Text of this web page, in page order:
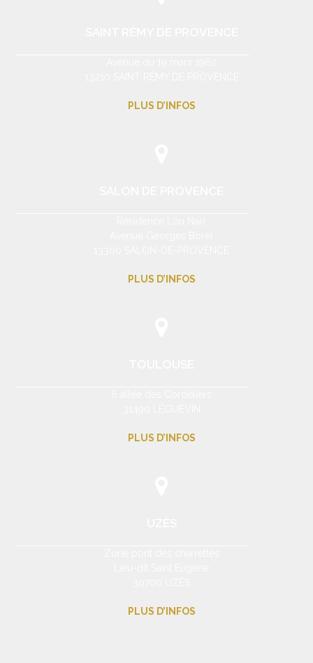
PLUS D’INFOS
PLUS D’INFOS
PLUS D’INFOS
PLUS D’INFOS